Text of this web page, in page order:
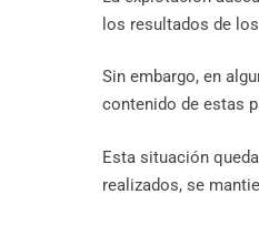
los resultados de
Sin embargo, en
contenido de estas
Esta situación
realizados, se